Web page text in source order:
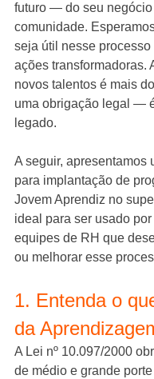
futuro — do seu negócio
comunidade.
seja útil nesse
ações transformadoras.
novos talentos é mais
uma obrigação legal —
legado.
A seguir, apresentamos
para implantação de
Jovem Aprendiz no
ideal para ser usado
equipes de RH que
ou melhorar esse
1. Entenda o
da
A Lei nº 10.097/2000
de médio e grande